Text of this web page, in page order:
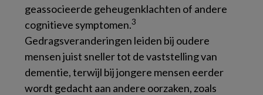
geassocieerde geheugenklachten of andere
cognitieve symptomen.3
Gedragsveranderingen leiden bij oudere
mensen juist sneller tot de vaststelling van
dementie, terwijl bij jongere mensen eerder
wordt gedacht aan andere oorzaken, zoals